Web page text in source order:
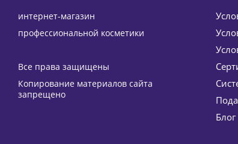
Охлаждающий лосьон для тела с
интернет-магазин
профессиональной косметики
Все права защищены
Копирование материалов сайта
запрещено
Блог